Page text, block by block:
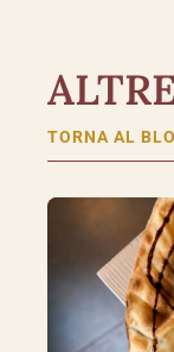
TORNA AL